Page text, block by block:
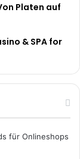
Platen auf
& SPA for